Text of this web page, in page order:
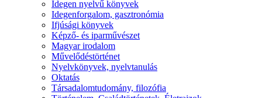
Idegen nyelvű könyvek
Idegenforgalom, gasztronómia
Ifjúsági könyvek
Képző- és iparművészet
Magyar irodalom
Művelődéstörténet
Nyelvkönyvek, nyelvtanulás
Oktatás
Társadalomtudomány, filozófia